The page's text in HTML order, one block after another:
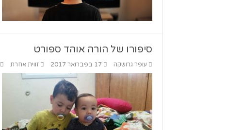
סיפורו של הורה אוהד ספורט
עופר גרושקה 17 בפברואר 2017 זווית אחרת